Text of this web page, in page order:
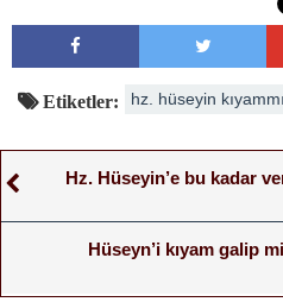
Etiketler: hz. hüseyin
Hz. Hüseyin’e bu kadar
Hüseyn’i kıyam galip